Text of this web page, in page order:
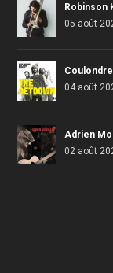
Robinson
05 août
04 août
Adrien
02 août